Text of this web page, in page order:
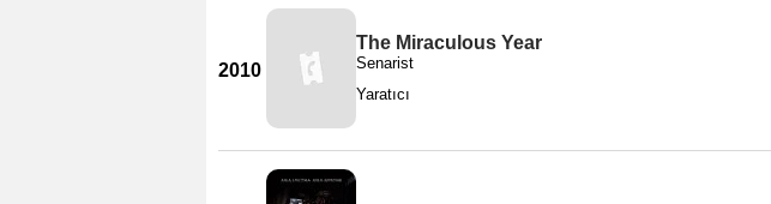
2010
The Miraculous Year
Senarist
Yaratıcı